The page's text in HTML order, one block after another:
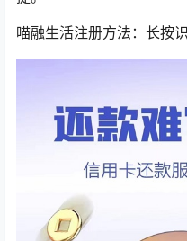
喵融生活注册方法：长按